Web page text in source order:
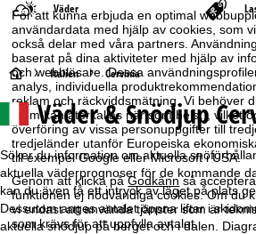
För att kunna erbjuda en optimal
användardata med hjälp av cookies, som
också delar med våra partners.
baserat på dina aktiviteter med hjälp av
och webbläsare. Dessa
analys, individuella
reklam och räckviddsmätning. Vi behöver
(som kan återkallas när som helst), vilket
överföring av vissa personuppgifter till
tredjeländer utanför Europeiska
till exempel Google eller Microsoft i USA.
Genom att klicka påGodkännså
funktionen ej nödvändiga cookies. Om du
vi endast att använda tjänster som är
som krävs för att uppfylla avtalet.
Väder
S
t
a
r
t
Italien Cervinia
Väder & Snödjup
Söker du information om aktuella
aktuella väderprognoser för de kommande
kan du även få ett intryck av läget på plats
Dessutom anges antalet öppna liftar i
aktuella snödjup på berget och i dalen.